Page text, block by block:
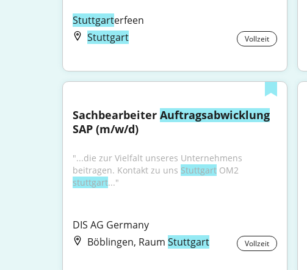
Stuttgarterfeen
Stuttgart
Vollzeit
Sachbearbeiter Auftragsabwicklung
SAP (m/w/d)
"...die zur Vielfalt unseres Unternehmens
beitragen. Kontakt zu uns Stuttgart
stuttgart..."
DIS AG Germany
Böblingen, Raum Stuttgart Vollzeit